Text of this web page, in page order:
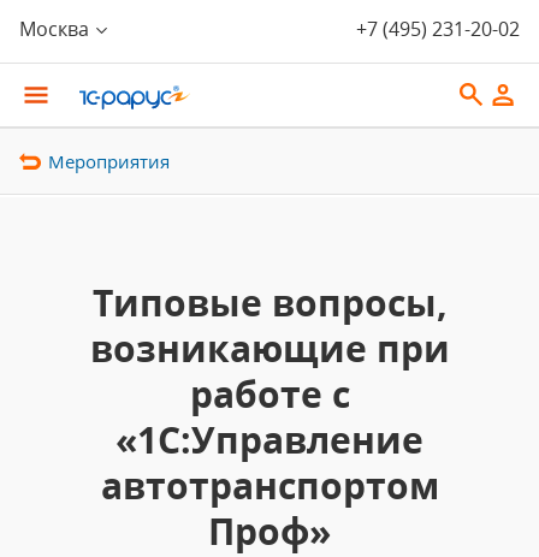
Москва +7 (495) 231-20-02
Мероприятия
Типовые вопросы,
возникающие при
работе с
«1С:Управление
автотранспортом
Проф»